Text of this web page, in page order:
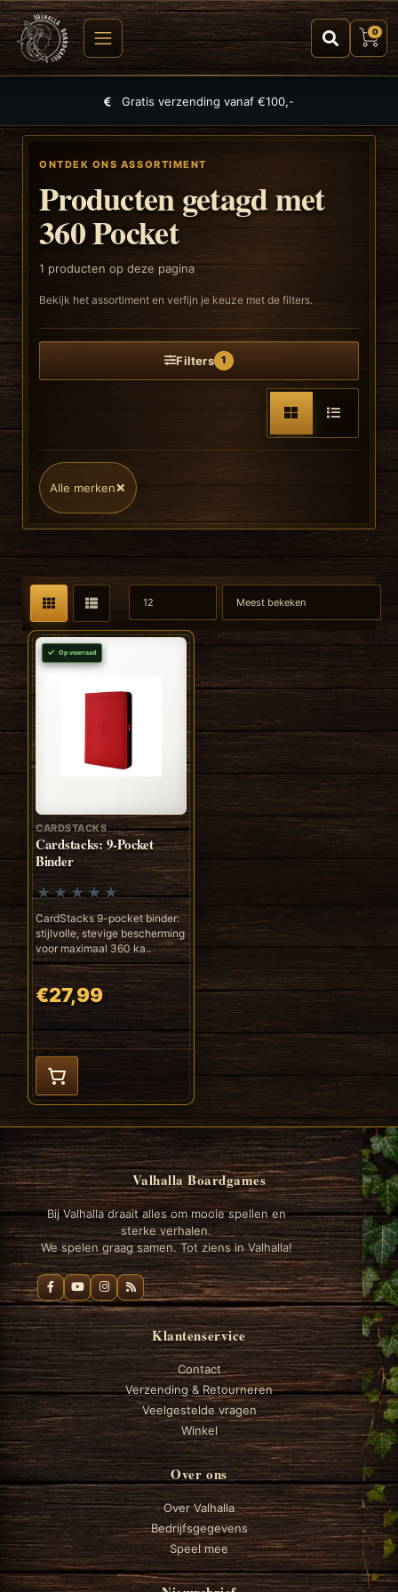
0
Gratis verzending vanaf €100,-
ONTDEK ONS ASSORTIMENT
Producten getagd met
360 Pocket
1 producten op deze pagina
Bekijk het assortiment en verfijn je keuze met de filters.
Filters 1
Alle merken×
Op voorraad
CARDSTACKS
Cardstacks: 9-Pocket
Binder
CardStacks 9-pocket binder:
stijlvolle, stevige bescherming
voor maximaal 360 ka..
€27,99
Valhalla Boardgames
Bij Valhalla draait alles om mooie spellen en
sterke verhalen.
We spelen graag samen. Tot ziens in Valhalla!
Klantenservice
Contact
Verzending & Retourneren
Veelgestelde vragen
Winkel
Over ons
Over Valhalla
Bedrijfsgegevens
Speel mee